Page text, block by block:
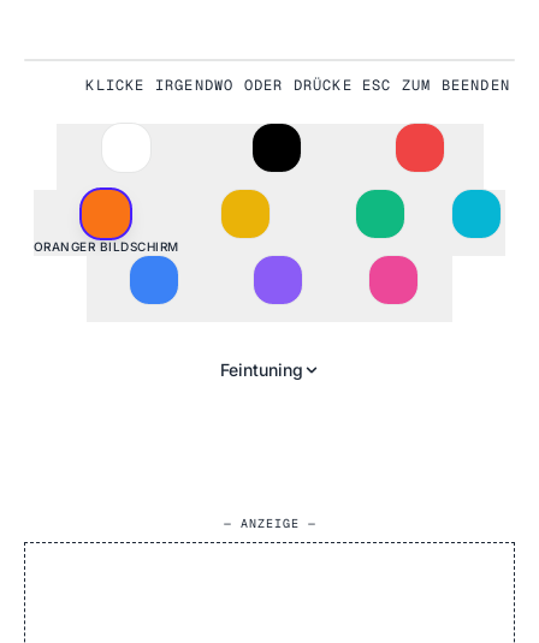
#F97316
KLICKE IRGENDWO ODER DRÜCKE ESC ZUM BEENDEN
ORANGER BILDSCHIRM
Feintuning
— ANZEIGE —